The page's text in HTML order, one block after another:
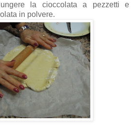
la cioccolata a pezzetti e
in polvere.